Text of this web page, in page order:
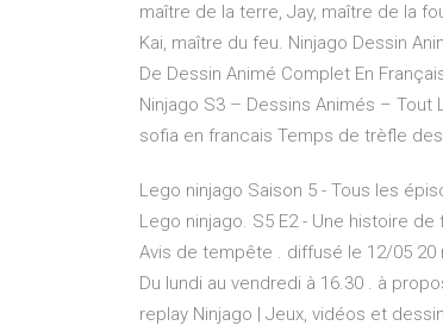
maître de la terre, Jay, maître de la
Kai, maître du feu. Ninjago Dessin
De Dessin Animé Complet En
Ninjago S3 – Dessins Animés – Tout
sofia en francais Temps de trèfle
Lego ninjago Saison 5 - Tous les
Lego ninjago. S5 E2 - Une histoire
Avis de tempête . diffusé le 12/05 20
Du lundi au vendredi à 16.30 . à
replay Ninjago | Jeux, vidéos et